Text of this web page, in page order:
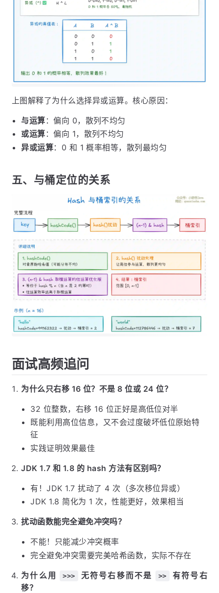
上图解释了为什么选择异或运算。核心原因：
与运算 ：偏向 0，散列不均匀
或运算 ：偏向 1，散列不均匀
异或运算：0 和 1 概率相等，散列最均匀
五、与桶定位的关系
面试高频追问
为什么只右移 16 位？不是 8 位或 24 位？
32 位整数，右移 16 位正好是高低位对半
既能利用高位信息，又不会过度破坏低位原始特
征
实践证明效果最佳
JDK 1.7 和 1.8 的 hash 方法有区别吗？
有！JDK 1.7 扰动了 4 次（多次移位异或）
JDK 1.8 简化为 1 次，性能更好，效果相当
扰动函数能完全避免冲突吗？
不能！只能减少冲突概率
完全避免冲突需要完美哈希函数，实际不存在
为什么用 >>> 无符号右移而不是 >>
有符号右
移？